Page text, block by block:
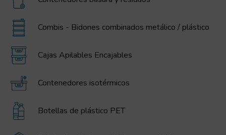
Combis - Bidones combinados metálico / plástico
Cajas Apilables Encajables
Contenedores isotérmicos
Botellas de plástico PET